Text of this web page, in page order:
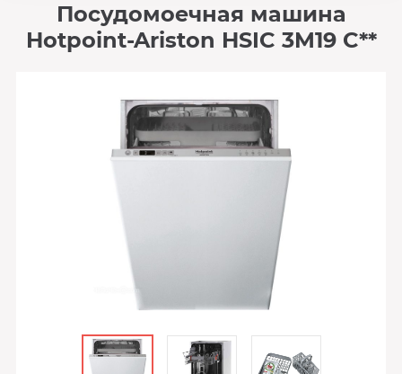
Посудомоечная машина
Hotpoint-Ariston HSIC 3M19 C**